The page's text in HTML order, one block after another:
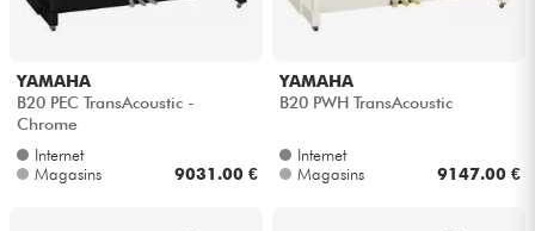
YAMAHA
B20 PEC TransAcoustic -
Chrome
Internet
Magasins
9031.00 €
YAMAHA
B20 PWH TransAcoustic
Internet
Magasins
9147.00 €